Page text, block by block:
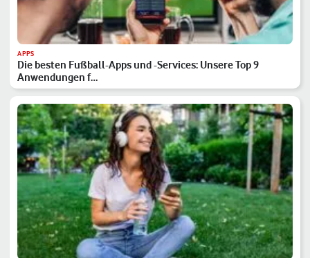
APPS
Die besten Fußball-Apps und -Services: Unsere Top 9
Anwendungen f…